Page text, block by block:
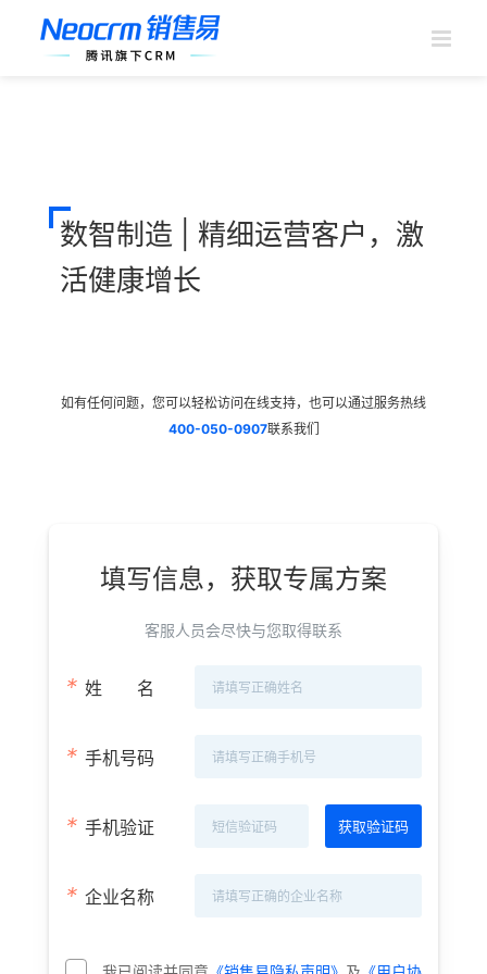
数智制造 | 精细运营客户，激
活健康增长
如有任何问题，您可以轻松访问在线支持，也可以通过服务热线
400-050-0907联系我们
填写信息，获取专属方案
客服人员会尽快与您取得联系
* 姓 名
* 手机号码
* 手机验证
* 企业名称